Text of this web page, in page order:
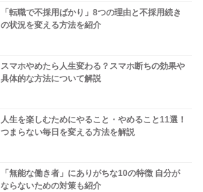
「転職で不採用ばかり」8つの理由と不採用続き
の状況を変える方法を紹介
スマホやめたら人生変わる？スマホ断ちの効果や
具体的な方法について解説
人生を楽しむためにやること・やめること11選！
つまらない毎日を変える方法を解説
「無能な働き者」にありがちな10の特徴 自分が
ならないための対策も紹介